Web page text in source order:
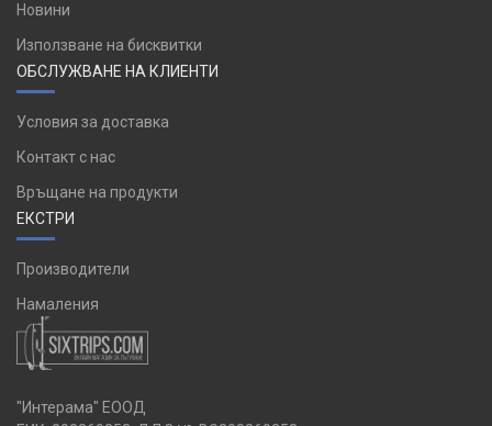
Новини
Използване на бисквитки
ОБСЛУЖВАНЕ НА КЛИЕНТИ
Условия за доставка
Контакт с нас
Връщане на продукти
ЕКСТРИ
Производители
Намаления
"Интерама" ЕООД